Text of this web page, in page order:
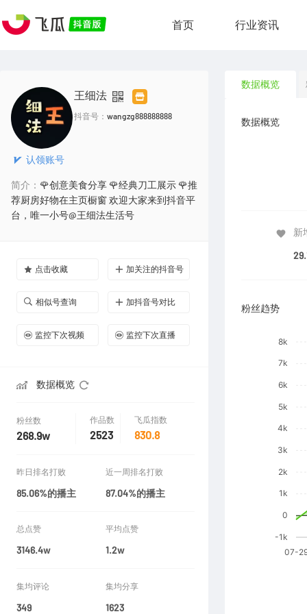
首页 行业资讯
认领账号
王细法
抖音号： wangzg888888888
简介： 🌹创意美食分享 🌹经典刀工展示 🌹推
荐厨房好物在主页橱窗 欢迎大家来到抖音平
台，唯一小号@王细法生活号
点击收藏 加关注的抖音号
相似号查询 加抖音号对比
监控下次视频 监控下次直播
数据概览
粉丝数
268.9w
作品数
2523
飞瓜指数
830.8
昨日排名打败
85.06%的播主
近一周排名打败
87.04%的播主
总点赞
3146.4w
平均点赞
1.2w
集均评论
349
集均分享
1623
数据概览
数据概览
新
粉丝趋势